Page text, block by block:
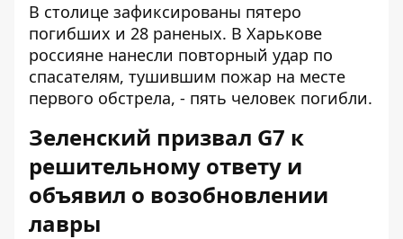
В столице зафиксированы пятеро
погибших и 28 раненых. В Харькове
россияне нанесли повторный удар по
спасателям, тушившим пожар на месте
первого обстрела, - пять человек погибли.
Зеленский призвал G7 к
решительному ответу и
объявил о возобновлении
лавры